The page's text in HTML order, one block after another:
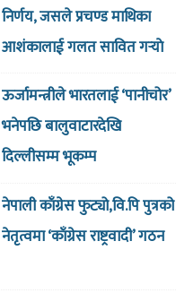
निर्णय, जसले प्रचण्ड माथिका
आशंकालाई गलत सावित गर्‍याे
ऊर्जामन्त्रीले भारतलाई ‘पानीचोर’
भनेपछि बालुवाटारदेखि
दिल्लीसम्म भूकम्प
नेपाली काँग्रेस फुट्यो,वि.पि पुत्रको
नेतृत्वमा ‘काँग्रेस राष्ट्रवादी’ गठन